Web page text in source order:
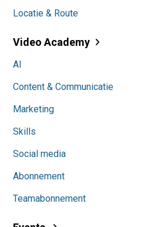
Locatie & Route
Video Academy
AI
Content & Communicatie
Marketing
Skills
Social media
Abonnement
Teamabonnement